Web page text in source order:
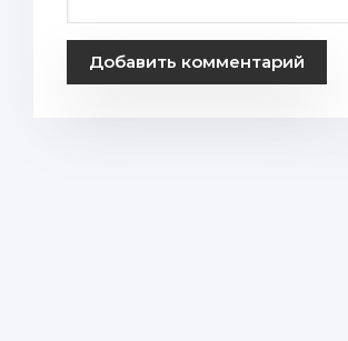
Добавить комментарий